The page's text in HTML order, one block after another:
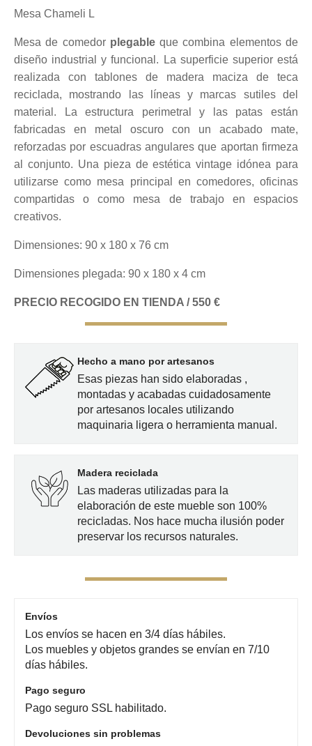
Mesa Chameli L
Mesa de comedor plegableque combina elementos de
diseño industrial y funcional. La superficie superior está
realizada con tablones de madera maciza de teca
reciclada, mostrando las líneas y marcas sutiles del
material. La estructura perimetral y las patas están
fabricadas en metal oscuro con un acabado mate,
reforzadas por escuadras angulares que aportan firmeza
al conjunto. Una pieza de estética vintage idónea para
utilizarse como mesa principal en comedores, oficinas
compartidas o como mesa de trabajo en espacios
creativos.
Dimensiones: 90 x 180 x 76 cm
Dimensiones plegada: 90 x 180 x 4 cm
PRECIO RECOGIDO EN TIENDA / 550 €
Hecho a mano por artesanos
Esas piezas han sido elaboradas ,
montadas y acabadas cuidadosamente
por artesanos locales utilizando
maquinaria ligera o herramienta manual.
Madera reciclada
Las maderas utilizadas para la
elaboración de este mueble son 100%
recicladas. Nos hace mucha ilusión poder
preservar los recursos naturales.
Envíos
Los envíos se hacen en 3/4 días hábiles.
Los muebles y objetos grandes se envían en 7/10
días hábiles.
Pago seguro
Pago seguro SSL habilitado.
Devoluciones sin problemas